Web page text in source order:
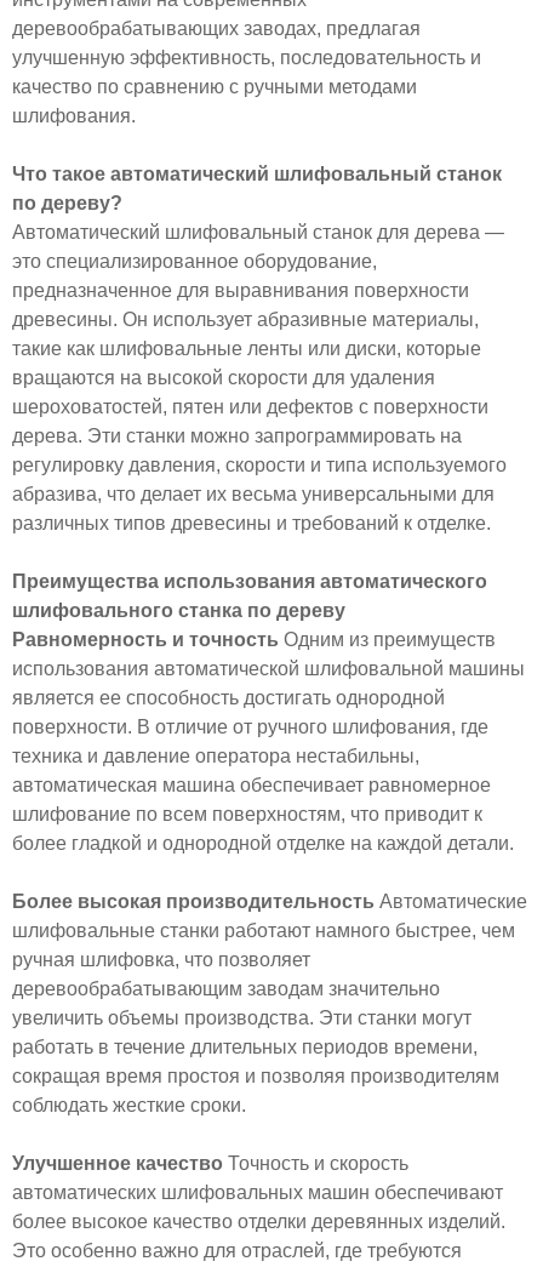
деревообрабатывающих заводах, предлагая
улучшенную эффективность, последовательность и
качество по сравнению с ручными методами
шлифования.
Что такое автоматический шлифовальный станок
по дереву?
Автоматический шлифовальный станок для дерева —
это специализированное оборудование,
предназначенное для выравнивания поверхности
древесины. Он использует абразивные материалы,
такие как шлифовальные ленты или диски, которые
вращаются на высокой скорости для удаления
шероховатостей, пятен или дефектов с поверхности
дерева. Эти станки можно запрограммировать на
регулировку давления, скорости и типа используемого
абразива, что делает их весьма универсальными для
различных типов древесины и требований к отделке.
Преимущества использования автоматического
шлифовального станка по дереву
Равномерность и точность Одним из преимуществ
использования автоматической шлифовальной машины
является ее способность достигать однородной
поверхности. В отличие от ручного шлифования, где
техника и давление оператора нестабильны,
автоматическая машина обеспечивает равномерное
шлифование по всем поверхностям, что приводит к
более гладкой и однородной отделке на каждой детали.
Более высокая производительность Автоматические
шлифовальные станки работают намного быстрее, чем
ручная шлифовка, что позволяет
деревообрабатывающим заводам значительно
увеличить объемы производства. Эти станки могут
работать в течение длительных периодов времени,
сокращая время простоя и позволяя производителям
соблюдать жесткие сроки.
Улучшенное качество Точность и скорость
автоматических шлифовальных машин обеспечивают
более высокое качество отделки деревянных изделий.
Это особенно важно для отраслей, где требуются